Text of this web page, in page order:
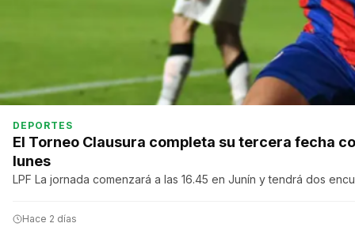
DEPORTES
El Torneo Clausura completa su tercera fecha
lunes
LPF La jornada comenzará a las 16.45 en Junín y tendrá dos
Hace 2 días